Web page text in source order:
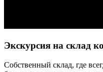
Экскурсия на склад
Cобственный склад, где